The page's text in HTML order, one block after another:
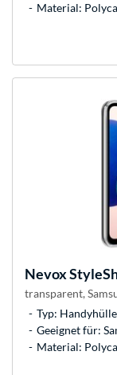
Material:
Nevox
transparent,
Typ: Handyhülle
Geeignet für:
Material: